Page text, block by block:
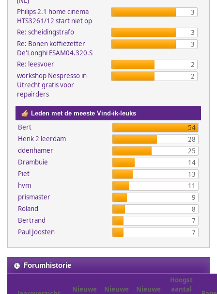
Philips 2.1 home cinema
HTS3261/12 start niet op
3
Re: scheidingstrafo
3
Re: Bonen koffiezetter
De'Longhi ESAM04.320.S
3
Re: leesvoer
2
workshop Nespresso in
Utrecht gratis voor
repairders
2
Leden met de meeste Vind-ik-leuks
Bert
54
Henk 2 leerdam
28
ddenhamer
25
Drambuie
14
Piet
13
hvm
11
prismaster
9
Roland
8
Bertrand
7
Paul Joosten
7
Forumhistorie
Nieuwe
Nieuwe
Nieuwe
Hoogst
aantal